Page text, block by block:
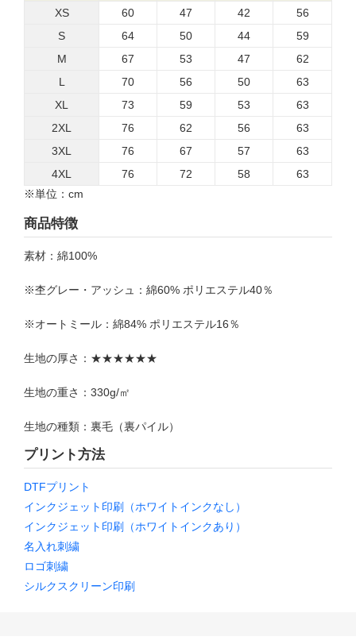
XS
60 47 42
56
S
64 50 44
59
M
67 53 47
62
L
70 56 50
63
XL
73 59 53
63
2XL
76 62 56
63
3XL
76 67 57
63
4XL
76 72 58
63
※単位：cm
商品特徴
素材：綿100%
※杢グレー・アッシュ：綿60% ポリエステル40％
※オートミール：綿84% ポリエステル16％
生地の厚さ：★★★★★★
生地の重さ：330g/㎡
生地の種類：裏毛（裏パイル）
プリント方法
DTFプリント
インクジェット印刷（ホワイトインクなし）
インクジェット印刷（ホワイトインクあり）
名入れ刺繍
ロゴ刺繍
シルクスクリーン印刷